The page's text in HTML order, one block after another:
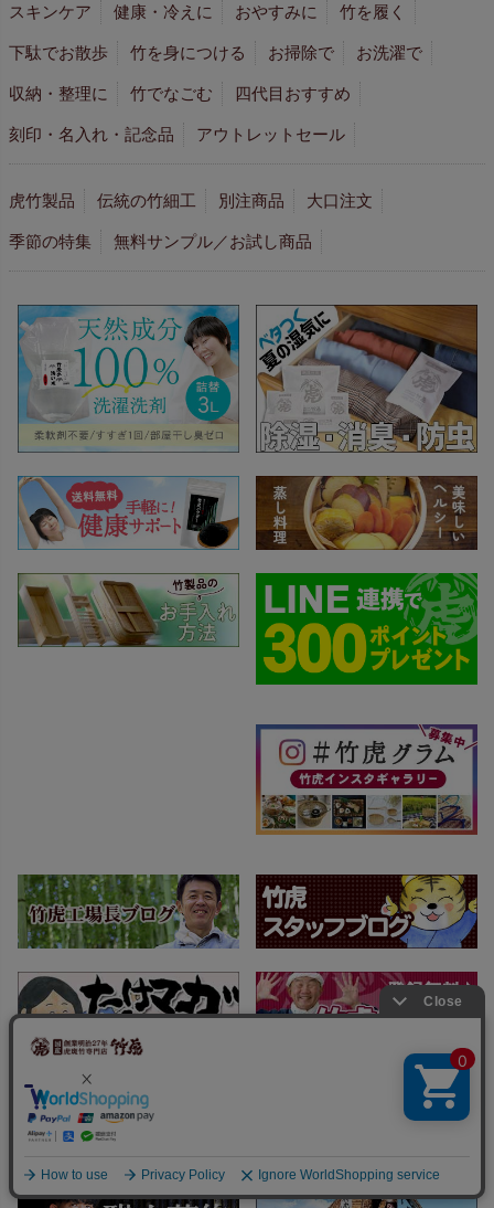
スキンケア 健康・冷えに おやすみに 竹を履く
下駄でお散歩 竹を身につける お掃除で お洗濯で
収納・整理に 竹でなごむ 四代目おすすめ
刻印・名入れ・記念品 アウトレットセール
虎竹製品 伝統の竹細工 別注商品 大口注文
季節の特集 無料サンプル／お試し商品